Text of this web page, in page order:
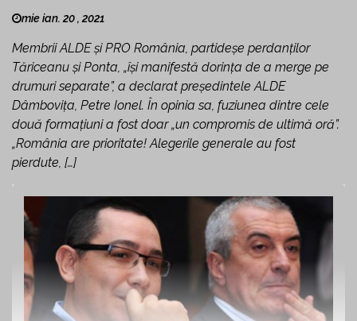
mie ian. 20 , 2021
Membrii ALDE și PRO România, partideșe perdanților
Tăriceanu și Ponta, „își manifestă dorința de a merge pe
drumuri separate”, a declarat președintele ALDE
Dâmbovița, Petre Ionel. În opinia sa, fuziunea dintre cele
două formațiuni a fost doar „un compromis de ultimă oră”.
„România are prioritate! Alegerile generale au fost
pierdute, […]